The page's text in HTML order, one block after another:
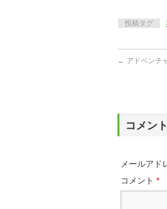
投稿タグ
← アドベンチ
コメン
メールアド
コメント *